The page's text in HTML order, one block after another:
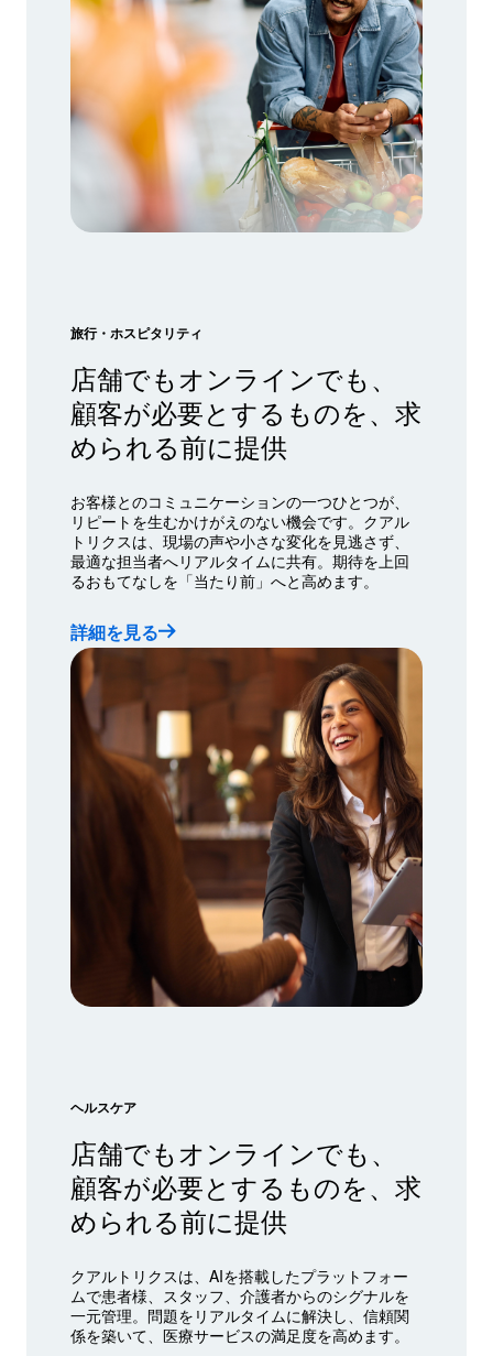
旅行・ホスピタリティ
店舗でもオンラインでも、
顧客が必要とするものを、求
められる前に提供
お客様とのコミュニケーションの一つひとつが、
リピートを生むかけがえのない機会です。クアル
トリクスは、現場の声や小さな変化を見逃さず、
最適な担当者へリアルタイムに共有。期待を上回
るおもてなしを「当たり前」へと高めます。
詳細を見る
ヘルスケア
店舗でもオンラインでも、
顧客が必要とするものを、求
められる前に提供
クアルトリクスは、AIを搭載したプラットフォー
ムで患者様、スタッフ、介護者からのシグナルを
一元管理。問題をリアルタイムに解決し、信頼関
係を築いて、医療サービスの満足度を高めます。